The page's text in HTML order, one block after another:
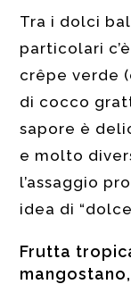
Tra i dolci
particolari
crêpe verde
di cocco
sapore è
e molto
l’assaggio
idea di
Frutta